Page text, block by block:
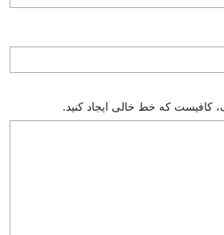
خط خالى ايجاد كنيد.